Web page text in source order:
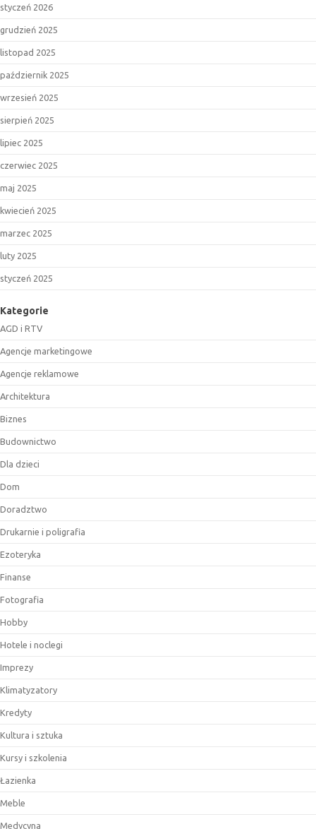
styczeń 2026
grudzień 2025
listopad 2025
październik 2025
wrzesień 2025
sierpień 2025
lipiec 2025
czerwiec 2025
maj 2025
kwiecień 2025
marzec 2025
luty 2025
styczeń 2025
Kategorie
AGD i RTV
Agencje marketingowe
Agencje reklamowe
Architektura
Biznes
Budownictwo
Dla dzieci
Dom
Doradztwo
Drukarnie i poligrafia
Ezoteryka
Finanse
Fotografia
Hobby
Hotele i noclegi
Imprezy
Klimatyzatory
Kredyty
Kultura i sztuka
Kursy i szkolenia
Łazienka
Meble
Medycyna